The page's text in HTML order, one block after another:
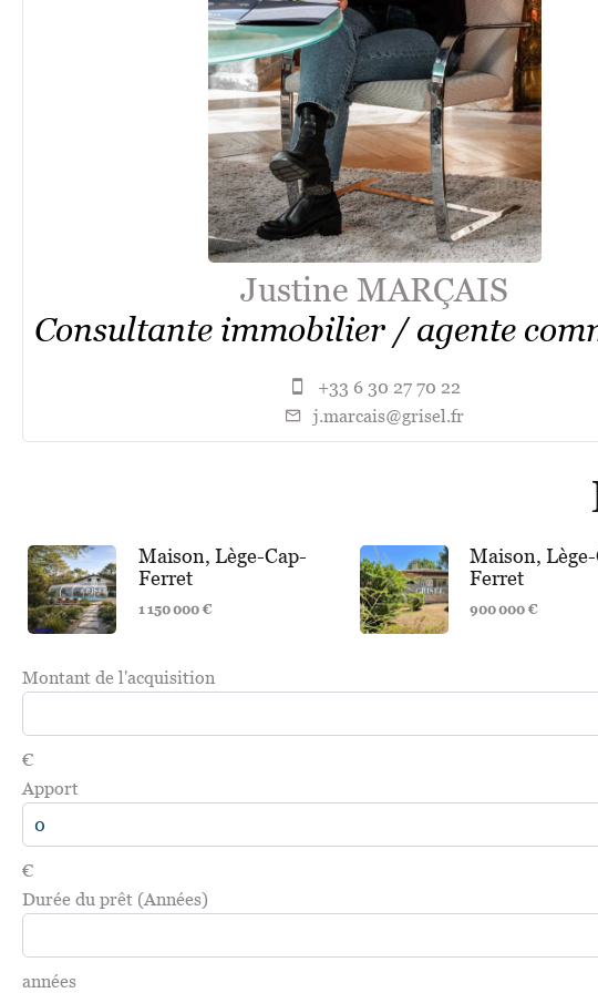
Justine MARÇAIS
Consultante immobilier / agente
+33 6 30 27 70 22
j.marcais@grisel.fr
Maison, Lège-Cap-
Ferret
1 150 000 €
Maison,
Ferret
900 000 €
Montant de l'acquisition
€
Apport
€
Durée du prêt (Années)
années